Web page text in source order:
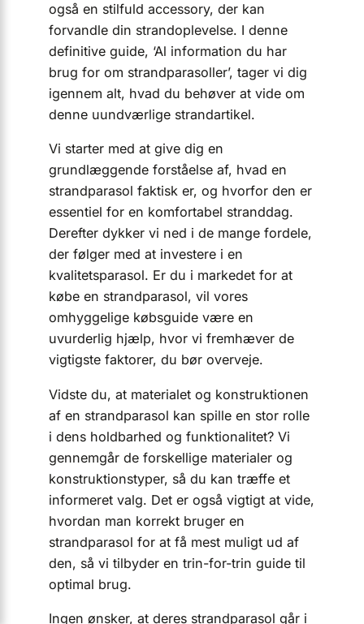
også en stilfuld accessory, der kan
forvandle din strandoplevelse. I denne
definitive guide, ‘Al information du har
brug for om strandparasoller’, tager vi dig
igennem alt, hvad du behøver at vide om
denne uundværlige strandartikel.
Vi starter med at give dig en
grundlæggende forståelse af, hvad en
strandparasol faktisk er, og hvorfor den er
essentiel for en komfortabel stranddag.
Derefter dykker vi ned i de mange fordele,
der følger med at investere i en
kvalitetsparasol. Er du i markedet for at
købe en strandparasol, vil vores
omhyggelige købsguide være en
uvurderlig hjælp, hvor vi fremhæver de
vigtigste faktorer, du bør overveje.
Vidste du, at materialet og konstruktionen
af en strandparasol kan spille en stor rolle
i dens holdbarhed og funktionalitet? Vi
gennemgår de forskellige materialer og
konstruktionstyper, så du kan træffe et
informeret valg. Det er også vigtigt at vide,
hvordan man korrekt bruger en
strandparasol for at få mest muligt ud af
den, så vi tilbyder en trin-for-trin guide til
optimal brug.
Ingen ønsker, at deres strandparasol går i